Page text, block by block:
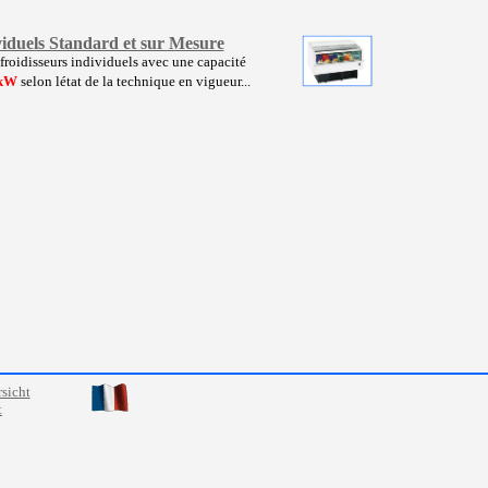
Standard et sur Mesure
individuels avec une capacité
selon létat de la technique en vigueur...